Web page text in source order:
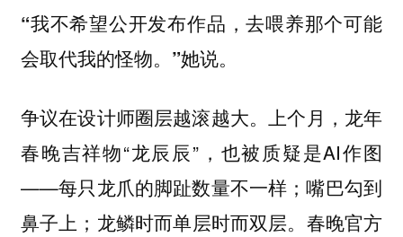
“我不希望公开发布作品，去喂养那个可能
会取代我的怪物。”她说。
争议在设计师圈层越滚越大。上个月，龙年
春晚吉祥物“龙辰辰”，也被质疑是AI作图
——每只龙爪的脚趾数量不一样；嘴巴勾到
鼻子上；龙鳞时而单层时而双层。春晚官方